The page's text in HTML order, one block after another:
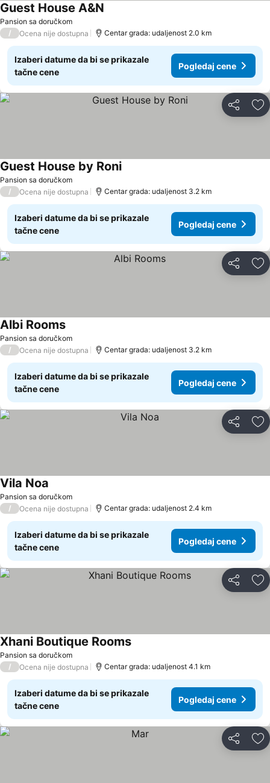
Pansion sa doručkom
Guest House A&N
/ Ocena nije dostupna Centar grada: udaljenost 2.0 km
Izaberi datume da bi se prikazale
tačne cene
Pogledaj cene
Deli
Pansion sa doručkom
Guest House by Roni
/ Ocena nije dostupna Centar grada: udaljenost 3.2 km
Izaberi datume da bi se prikazale
tačne cene
Pogledaj cene
Deli
Pansion sa doručkom
Albi Rooms
/ Ocena nije dostupna Centar grada: udaljenost 3.2 km
Izaberi datume da bi se prikazale
tačne cene
Pogledaj cene
Deli
Pansion sa doručkom
Vila Noa
/ Ocena nije dostupna Centar grada: udaljenost 2.4 km
Izaberi datume da bi se prikazale
tačne cene
Pogledaj cene
Deli
Pansion sa doručkom
Xhani Boutique Rooms
/ Ocena nije dostupna Centar grada: udaljenost 4.1 km
Izaberi datume da bi se prikazale
tačne cene
Pogledaj cene
Deli